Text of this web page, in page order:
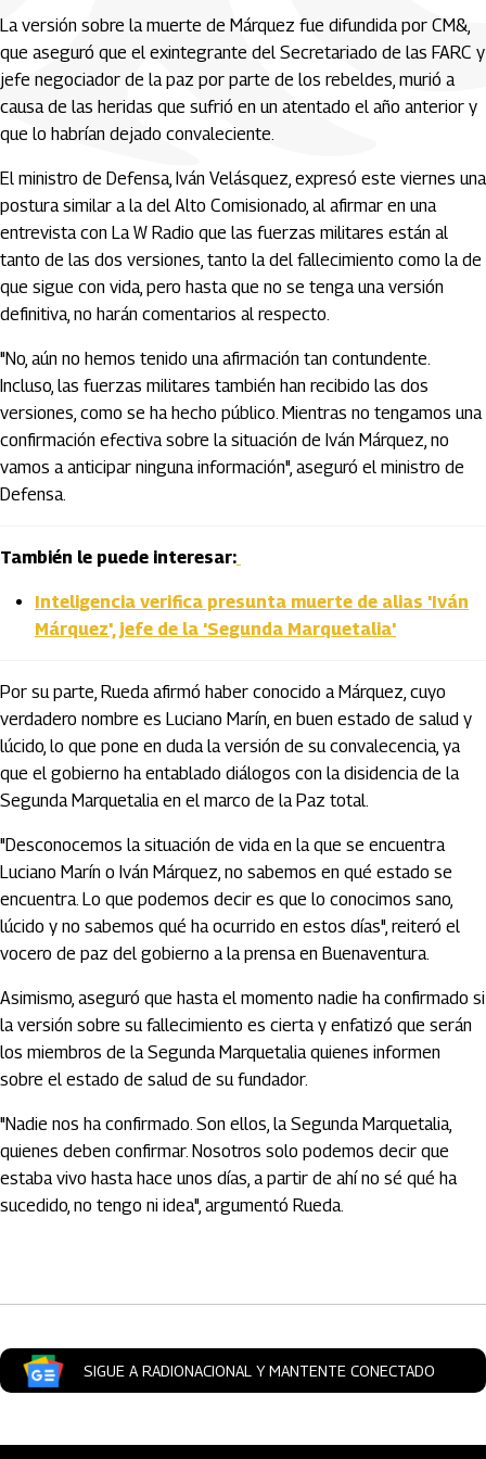
La versión sobre la muerte de Márquez fue difundida por CM&,
que aseguró que el exintegrante del Secretariado de las FARC y
jefe negociador de la paz por parte de los rebeldes, murió a
causa de las heridas que sufrió en un atentado el año anterior y
que lo habrían dejado convaleciente.
El ministro de Defensa, Iván Velásquez, expresó este viernes una
postura similar a la del Alto Comisionado, al afirmar en una
entrevista con La W Radio que las fuerzas militares están al
tanto de las dos versiones, tanto la del fallecimiento como la de
que sigue con vida, pero hasta que no se tenga una versión
definitiva, no harán comentarios al respecto.
"No, aún no hemos tenido una afirmación tan contundente.
Incluso, las fuerzas militares también han recibido las dos
versiones, como se ha hecho público. Mientras no tengamos una
confirmación efectiva sobre la situación de Iván Márquez, no
vamos a anticipar ninguna información", aseguró el ministro de
Defensa.
También le puede interesar:
Inteligencia verifica presunta muerte de alias 'Iván
Márquez', jefe de la 'Segunda Marquetalia'
Por su parte, Rueda afirmó haber conocido a Márquez, cuyo
verdadero nombre es Luciano Marín, en buen estado de salud y
lúcido, lo que pone en duda la versión de su convalecencia, ya
que el gobierno ha entablado diálogos con la disidencia de la
Segunda Marquetalia en el marco de la Paz total.
"Desconocemos la situación de vida en la que se encuentra
Luciano Marín o Iván Márquez, no sabemos en qué estado se
encuentra. Lo que podemos decir es que lo conocimos sano,
lúcido y no sabemos qué ha ocurrido en estos días", reiteró el
vocero de paz del gobierno a la prensa en Buenaventura.
Asimismo, aseguró que hasta el momento nadie ha confirmado si
la versión sobre su fallecimiento es cierta y enfatizó que serán
los miembros de la Segunda Marquetalia quienes informen
sobre el estado de salud de su fundador.
"Nadie nos ha confirmado. Son ellos, la Segunda Marquetalia,
quienes deben confirmar. Nosotros solo podemos decir que
estaba vivo hasta hace unos días, a partir de ahí no sé qué ha
sucedido, no tengo ni idea", argumentó Rueda.
SIGUE A RADIONACIONAL Y MANTENTE CONECTADO